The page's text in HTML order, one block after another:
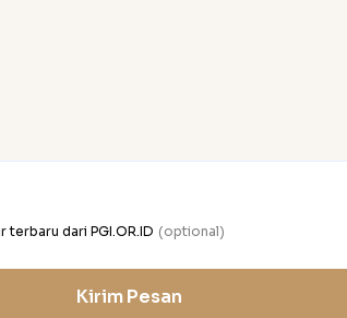
terbaru dari PGI.OR.ID (optional)
Kirim Pesan